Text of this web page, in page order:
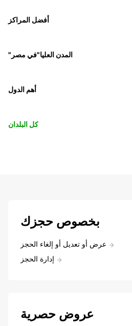
أفضل المراكز
"المدن العليا"في مصر
أهم الدول
كل البلدان
بخصوص حجزك
عرض أو تعديل أو إلغاء الحجز
إدارة الحجز
عروض حصرية